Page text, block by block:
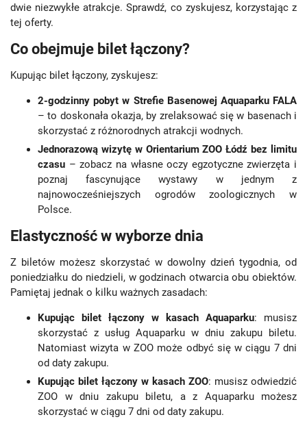
dwie niezwykłe atrakcje. Sprawdź, co zyskujesz, korzystając z
tej oferty.
Co obejmuje bilet łączony?
Kupując bilet łączony, zyskujesz:
2-godzinny pobyt w Strefie Basenowej Aquaparku FALA
– to doskonała okazja, by zrelaksować się w basenach i
skorzystać z różnorodnych atrakcji wodnych.
Jednorazową wizytę w Orientarium ZOO Łódź bez limitu
czasu – zobacz na własne oczy egzotyczne zwierzęta i
poznaj fascynujące wystawy w jednym z
najnowocześniejszych ogrodów zoologicznych w
Polsce.
Elastyczność w wyborze dnia
Z biletów możesz skorzystać w dowolny dzień tygodnia, od
poniedziałku do niedzieli, w godzinach otwarcia obu obiektów.
Pamiętaj jednak o kilku ważnych zasadach:
Kupując bilet łączony w kasach Aquaparku: musisz
skorzystać z usług Aquaparku w dniu zakupu biletu.
Natomiast wizyta w ZOO może odbyć się w ciągu 7 dni
od daty zakupu.
Kupując bilet łączony w kasach ZOO: musisz odwiedzić
ZOO w dniu zakupu biletu, a z Aquaparku możesz
skorzystać w ciągu 7 dni od daty zakupu.